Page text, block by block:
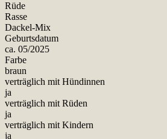
Rüde
Rasse
Dackel-Mix
Geburtsdatum
ca. 05/2025
Farbe
braun
verträglich mit Hündinnen
ja
verträglich mit Rüden
ja
verträglich mit Kindern
ja